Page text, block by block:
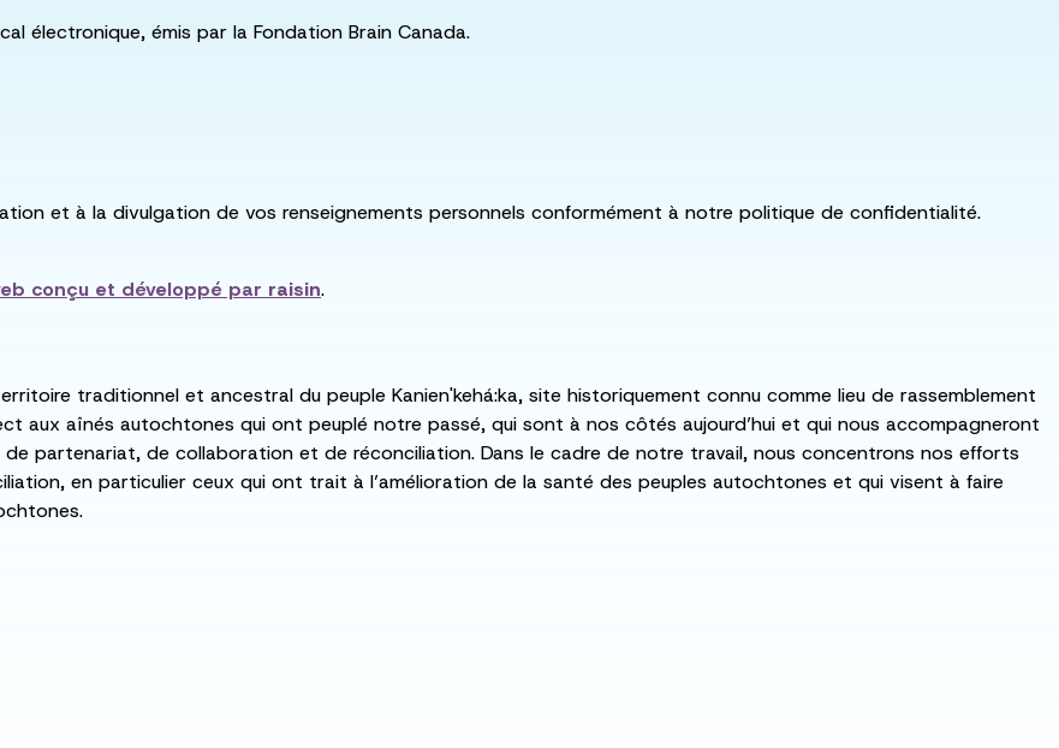
électronique, émis par la Fondation Brain Canada.
et à la divulgation de vos renseignements personnels conformément à notre politique de confidentialité.
conçu et développé par raisin.
traditionnel et ancestral du peuple Kanien'kehá:ka, site historiquement connu comme lieu de rassemblement
aux aînés autochtones qui ont peuplé notre passé, qui sont à nos côtés aujourd’hui et qui nous accompagneront
de partenariat, de collaboration et de réconciliation. Dans le cadre de notre travail, nous concentrons nos efforts
en particulier ceux qui ont trait à l’amélioration de la santé des peuples autochtones et qui visent à faire